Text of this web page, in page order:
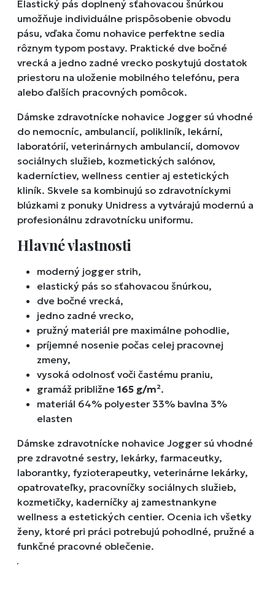
Elastický pás doplnený sťahovacou šnúrkou
umožňuje individuálne prispôsobenie obvodu
pásu, vďaka čomu nohavice perfektne sedia
rôznym typom postavy. Praktické dve bočné
vrecká a jedno zadné vrecko poskytujú dostatok
priestoru na uloženie mobilného telefónu, pera
alebo ďalších pracovných pomôcok.
Dámske zdravotnícke nohavice Jogger sú vhodné
do nemocníc, ambulancií, polikliník, lekární,
laboratórií, veterinárnych ambulancií, domovov
sociálnych služieb, kozmetických salónov,
kaderníctiev, wellness centier aj estetických
kliník. Skvele sa kombinujú so zdravotníckymi
blúzkami z ponuky Unidress a vytvárajú modernú a
profesionálnu zdravotnícku uniformu.
Hlavné vlastnosti
moderný jogger strih,
elastický pás so sťahovacou šnúrkou,
dve bočné vrecká,
jedno zadné vrecko,
pružný materiál pre maximálne pohodlie,
príjemné nosenie počas celej pracovnej
zmeny,
vysoká odolnosť voči častému praniu,
gramáž približne 165 g/m².
materiál 64% polyester 33% bavlna 3%
elasten
Dámske zdravotnícke nohavice Jogger sú vhodné
pre zdravotné sestry, lekárky, farmaceutky,
laborantky, fyzioterapeutky, veterinárne lekárky,
opatrovateľky, pracovníčky sociálnych služieb,
kozmetičky, kaderníčky aj zamestnankyne
wellness a estetických centier. Ocenia ich všetky
ženy, ktoré pri práci potrebujú pohodlné, pružné a
funkčné pracovné oblečenie.